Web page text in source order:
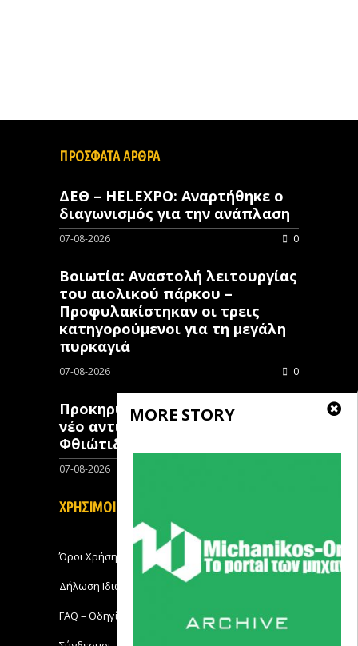
MORE STORY
ΠΡΟΣΦΑΤΑ ΑΡΘΡΑ
ΔΕΘ – HELEXPO: Αναρτήθηκε ο
διαγωνισμός για την ανάπλαση
07-08-2026 0
Βοιωτία: Αναστολή λειτουργίας
του αιολικού πάρκου –
Προφυλακίστηκαν οι τρεις
κατηγορούμενοι για τη μεγάλη
πυρκαγιά
07-08-2026 0
Προκηρύχθηκε διαγωνισμός για
νέo αντιπλημμυρικό έργο στη
Φθιώτιδα
07-08-2026
ΧΡΗΣΙΜΟΙ ΣΥΝΔΕΣΜΟΙ
Όροι Χρήσης
Δήλωση Ιδιωτικότητας
FAQ – Οδηγίες Χρήσης